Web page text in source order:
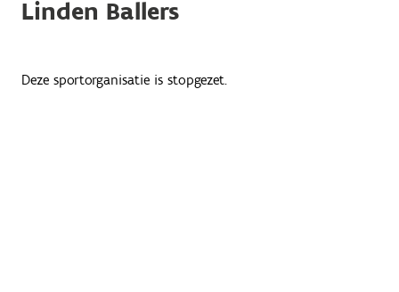
Linden Ballers
Deze sportorganisatie is stopgezet.